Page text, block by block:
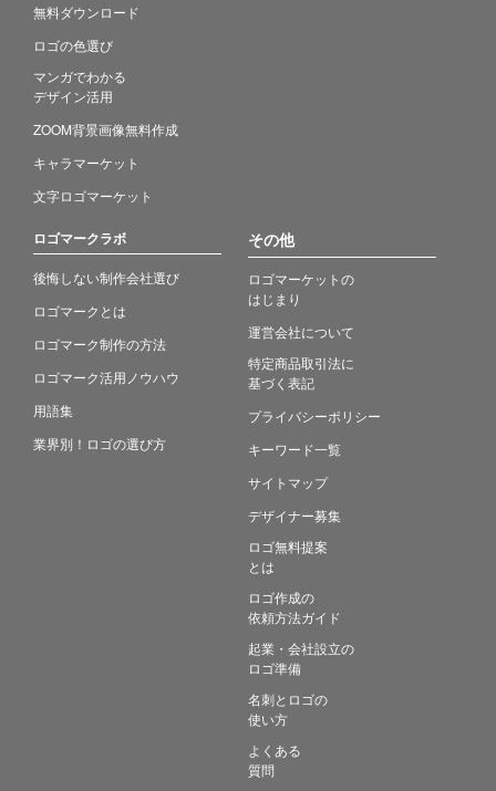
無料ダウンロード
ロゴの色選び
マンガでわかる
デザイン活用
ZOOM背景画像無料作成
キャラマーケット
文字ロゴマーケット
ロゴマークラボ
後悔しない制作会社選び
ロゴマークとは
ロゴマーク制作の方法
ロゴマーク活用ノウハウ
用語集
業界別！ロゴの選び方
その他
ロゴマーケットの
はじまり
運営会社について
特定商品取引法に
基づく表記
プライバシーポリシー
キーワード一覧
サイトマップ
デザイナー募集
ロゴ無料提案
とは
ロゴ作成の
依頼方法ガイド
起業・会社設立の
ロゴ準備
名刺とロゴの
使い方
よくある
質問